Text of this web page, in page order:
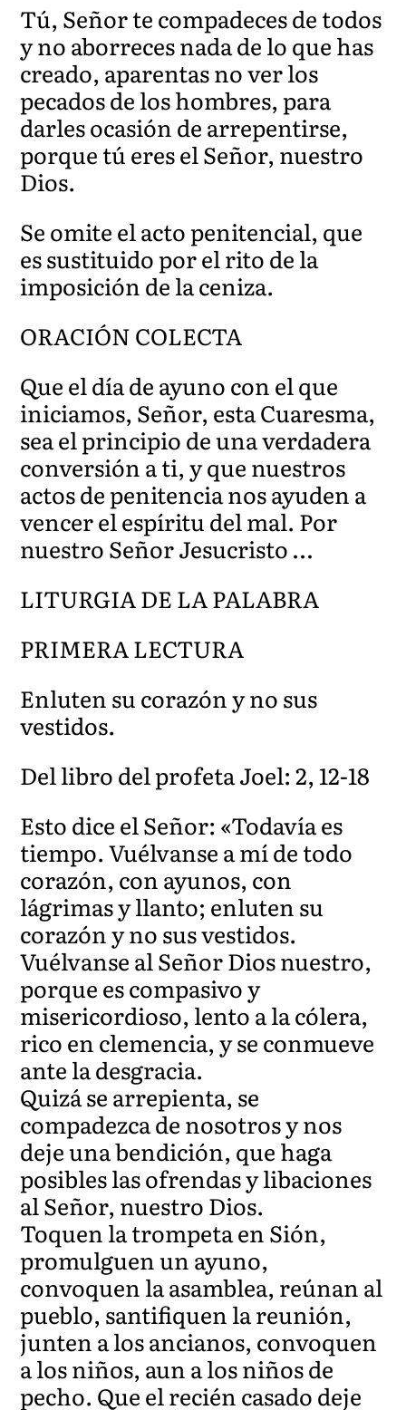
Tú, Señor te compadeces de todos
y no aborreces nada de lo que has
creado, aparentas no ver los
pecados de los hombres, para
darles ocasión de arrepentirse,
porque tú eres el Señor, nuestro
Dios.
Se omite el acto penitencial, que
es sustituido por el rito de la
imposición de la ceniza.
ORACIÓN COLECTA
Que el día de ayuno con el que
iniciamos, Señor, esta Cuaresma,
sea el principio de una verdadera
conversión a ti, y que nuestros
actos de penitencia nos ayuden a
vencer el espíritu del mal. Por
nuestro Señor Jesucristo …
LITURGIA DE LA PALABRA
PRIMERA LECTURA
Enluten su corazón y no sus
vestidos.
Del libro del profeta Joel: 2, 12-18
Esto dice el Señor: «Todavía es
tiempo. Vuélvanse a mí de todo
corazón, con ayunos, con
lágrimas y llanto; enluten su
corazón y no sus vestidos.
Vuélvanse al Señor Dios nuestro,
porque es compasivo y
misericordioso, lento a la cólera,
rico en clemencia, y se conmueve
ante la desgracia.
Quizá se arrepienta, se
compadezca de nosotros y nos
deje una bendición, que haga
posibles las ofrendas y libaciones
al Señor, nuestro Dios.
Toquen la trompeta en Sión,
promulguen un ayuno,
convoquen la asamblea, reúnan al
pueblo, santifiquen la reunión,
junten a los ancianos, convoquen
a los niños, aun a los niños de
pecho. Que el recién casado deje